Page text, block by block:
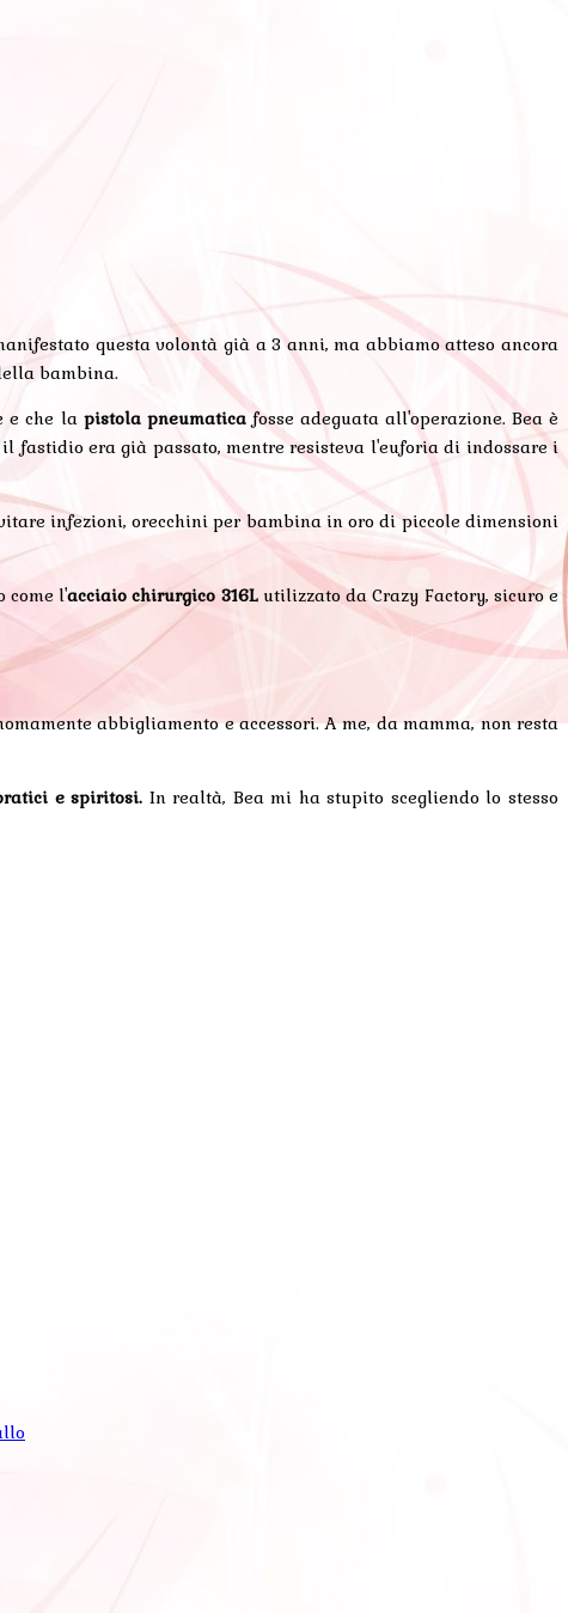
questa volontà già a 3 anni, ma abbiamo atteso ancora
bambina.
e che la pistola pneumaticafosse adeguata all'operazione. Bea è
fastidio era già passato, mentre resisteva l'euforia di indossare i
infezioni, orecchini per bambina in oro di piccole dimensioni
come l'acciaio chirurgico 316Lutilizzato da Crazy Factory, sicuro e
abbigliamento e accessori. A me, da mamma, non resta
e spiritosi. In realtà, Bea mi ha stupito scegliendo lo stesso